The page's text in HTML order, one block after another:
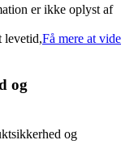
er ikke oplyst af
levetid,Få mere at vide
og
og